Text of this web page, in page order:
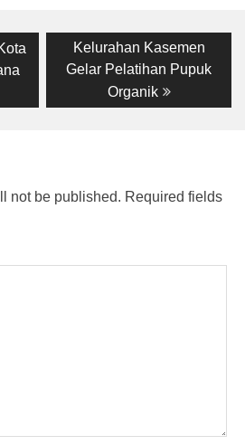
Next
post:
Kelurahan Kasemen
Gelar Pelatihan Pupuk
Organik
not be published. Required fields